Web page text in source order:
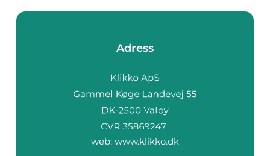
Adress
web: www.klikko.dk